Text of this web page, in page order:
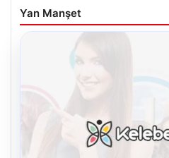
Yan Manşet